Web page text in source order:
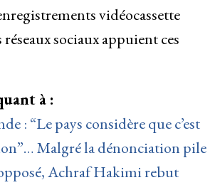
vidéocassette
sociaux appuient ces
à :
: “Le pays considère que c’est
Malgré la dénonciation pile
Achraf Hakimi rebut